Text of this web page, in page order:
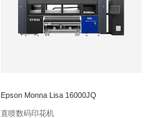
Epson Monna Lisa 16000JQ
直喷数码印花机